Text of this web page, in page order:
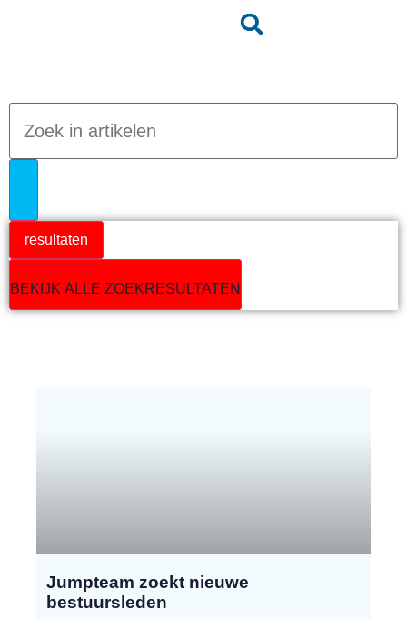
resultaten
BEKIJK ALLE ZOEKRESULTATEN
Jumpteam zoekt nieuwe
bestuursleden